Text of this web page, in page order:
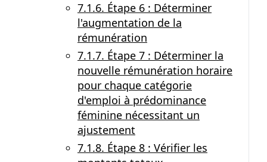
7.1.6. Étape 6 : Déterminer
l'augmentation de la
rémunération
7.1.7. Étape 7 : Déterminer la
nouvelle rémunération horaire
pour chaque catégorie
d'emploi à prédominance
féminine nécessitant un
ajustement
7.1.8. Étape 8 : Vérifier les